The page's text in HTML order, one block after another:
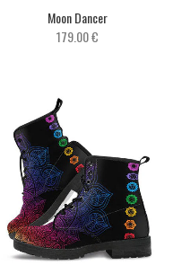
Moon Dancer
179.00 €